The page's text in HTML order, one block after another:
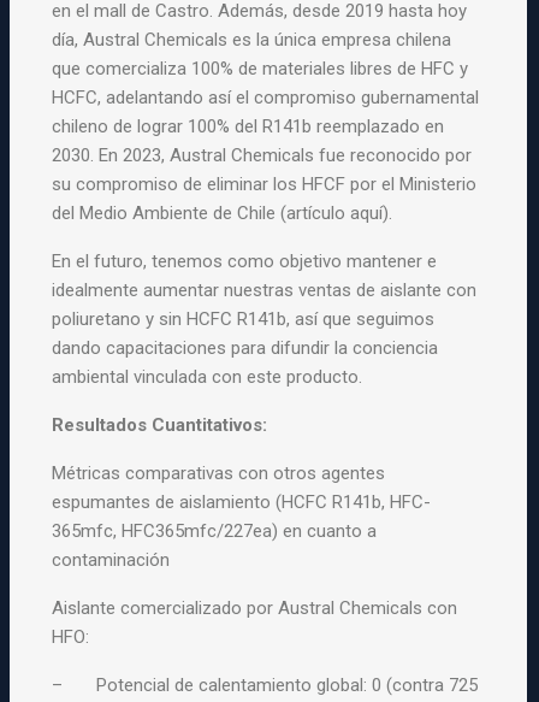
en el mall de Castro. Además, desde 2019 hasta hoy
día, Austral Chemicals es la única empresa chilena
que comercializa 100% de materiales libres de HFC y
HCFC, adelantando así el compromiso gubernamental
chileno de lograr 100% del R141b reemplazado en
2030. En 2023, Austral Chemicals fue reconocido por
su compromiso de eliminar los HFCF por el Ministerio
del Medio Ambiente de Chile (artículo aquí).
En el futuro, tenemos como objetivo mantener e
idealmente aumentar nuestras ventas de aislante con
poliuretano y sin HCFC R141b, así que seguimos
dando capacitaciones para difundir la conciencia
ambiental vinculada con este producto.
Resultados Cuantitativos:
Métricas comparativas con otros agentes
espumantes de aislamiento (HCFC R141b, HFC-
365mfc, HFC365mfc/227ea) en cuanto a
contaminación
Aislante comercializado por Austral Chemicals con
HFO:
– Potencial de calentamiento global: 0 (contra 725